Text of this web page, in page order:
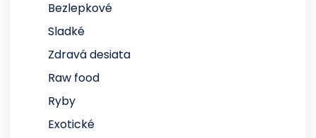
Bezlepkové
Sladké
Zdravá desiata
Raw food
Ryby
Exotické